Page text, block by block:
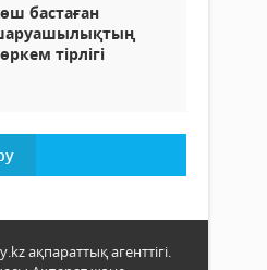
бастаған
тірлігі
ақпараттық агенттігі.